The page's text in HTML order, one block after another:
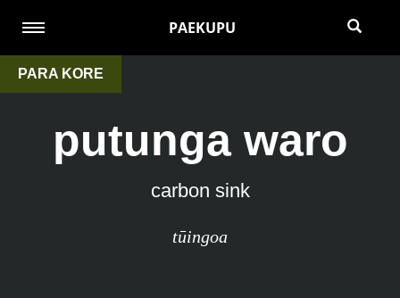
PAEKUPU
PARA KORE
putunga waro
carbon sink
tūingoa